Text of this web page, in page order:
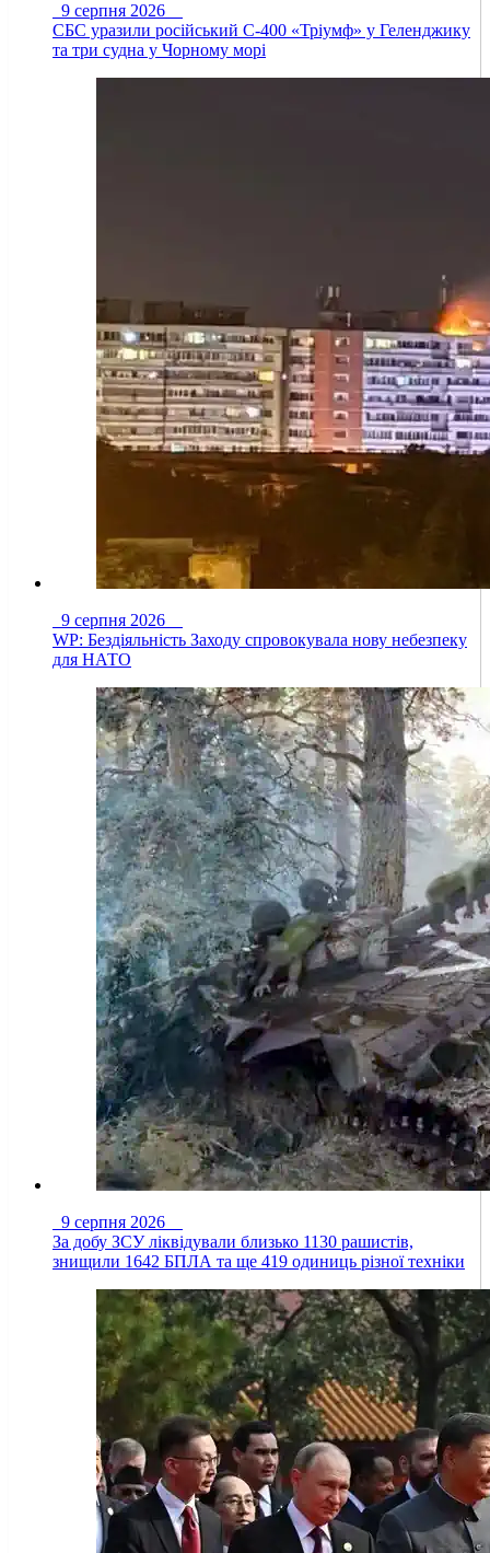
9 серпня 2026
СБС уразили російський С-400 «Тріумф» у Геленджику
та три судна у Чорному морі
9 серпня 2026
WP: Бездіяльність Заходу спровокувала нову небезпеку
для НАТО
9 серпня 2026
За добу ЗСУ ліквідували близько 1130 рашистів,
знищили 1642 БПЛА та ще 419 одиниць різної техніки